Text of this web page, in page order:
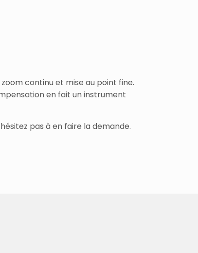
continu et mise au point fine.
en fait un instrument
pas à en faire la demande.